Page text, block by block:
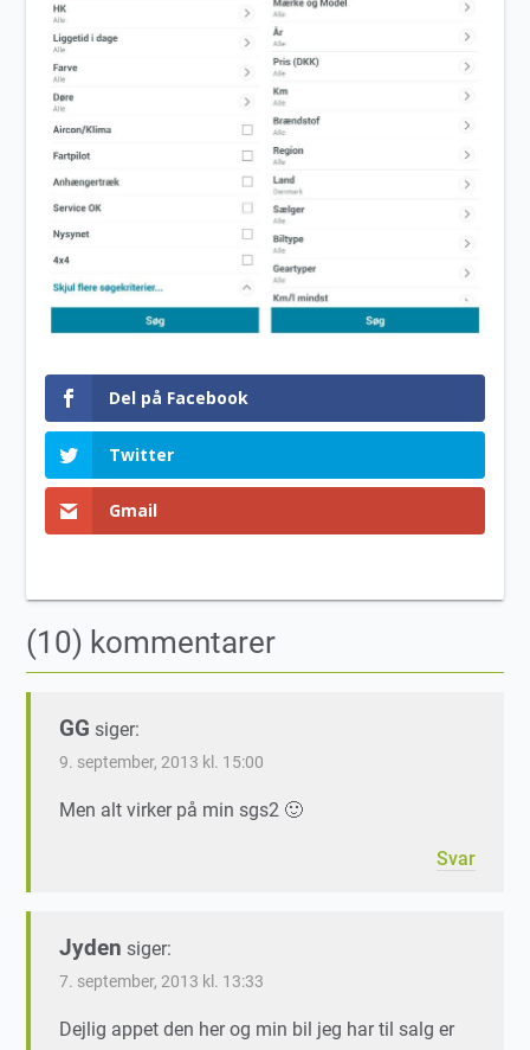
Del på Facebook
Twitter
Gmail
(10) kommentarer
GG siger:
9. september, 2013 kl. 15:00
Men alt virker på min sgs2 🙂
Svar
Jyden siger:
7. september, 2013 kl. 13:33
Dejlig appet den her og min bil jeg har til salg er